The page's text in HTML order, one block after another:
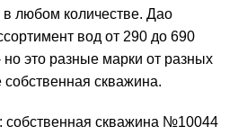
в любом количестве. Дао
вод от 290 до 690
но это разные марки от разных
собственная скважина.
скважина №10044